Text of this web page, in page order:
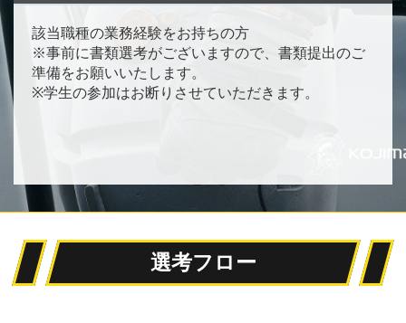
該当職種の業務経験をお持ちの方
※事前に書類選考がございますので、書類提出のご
準備をお願いいたします。
※学生の参加はお断りさせていただきます。
選考フロー